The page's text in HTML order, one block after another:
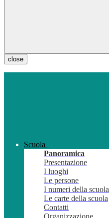
close
Scuola
Panoramica
Presentazione
I luoghi
Le persone
I numeri della scuola
Le carte della scuola
Contatti